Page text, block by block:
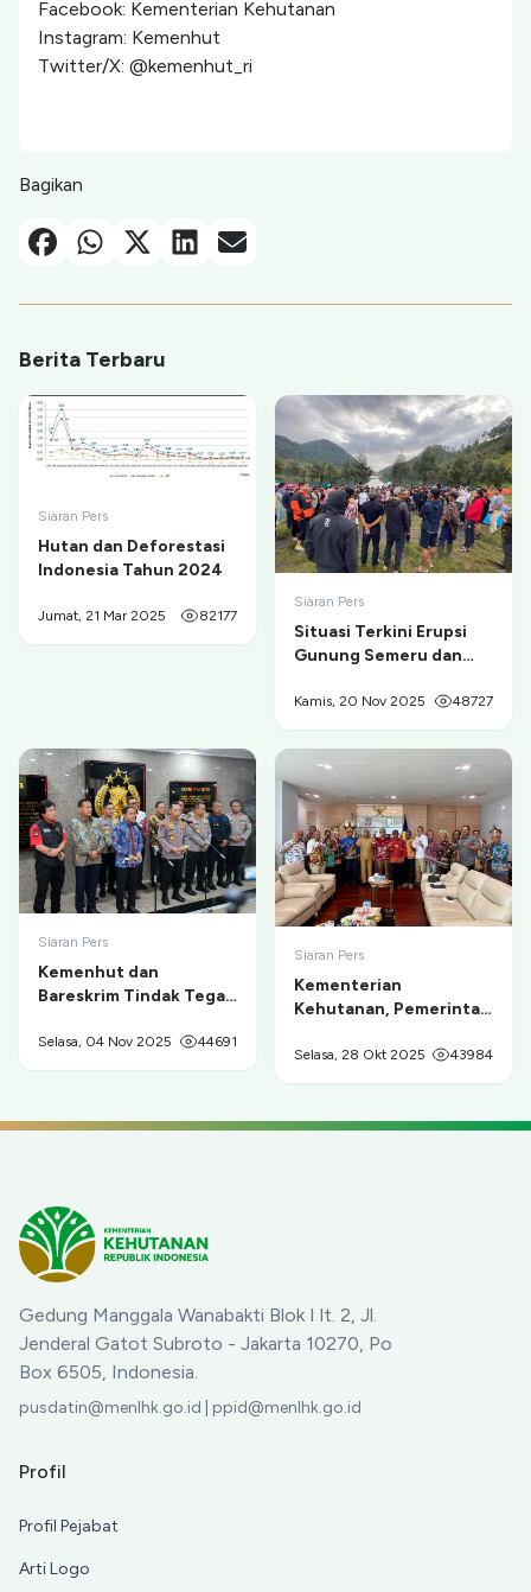
Facebook: Kementerian Kehutanan
Instagram: Kemenhut
Twitter/X: @kemenhut_ri
Bagikan
FacebookWhatsappX-TwitterLinkedin
Email
Berita Terbaru
Siaran Pers
Hutan dan Deforestasi
Indonesia Tahun 2024
Jumat, 21 Mar 2025 82177
Siaran Pers
Situasi Terkini Erupsi
Gunung Semeru dan
Ranu Kumbolo
Kamis, 20 Nov 2025 48727
Siaran Pers
Kemenhut dan
Bareskrim Tindak Tegas
Taman Nasional Gunung
Selasa, 04 Nov 2025 44691
Siaran Pers
Kementerian
Kehutanan, Pemerintah
Masyarakat Adat
Pelestarian
Selasa, 28 Okt 2025 43984
Gedung Manggala Wanabakti Blok I lt. 2, Jl.
Jenderal Gatot Subroto - Jakarta 10270, Po
Box 6505, Indonesia.
pusdatin@menlhk.go.id | ppid@menlhk.go.id
Profil
Profil Pejabat
Arti Logo